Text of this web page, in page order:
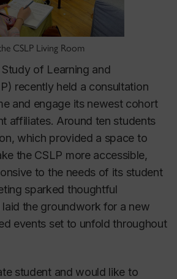
CSLP Living Room
of Learning and
recently held a consultation
and engage its newest cohort
affiliates. Around ten students
which provided a space to
the CSLP more accessible,
to the needs of its student
sparked thoughtful
the groundwork for a new
events set to unfold throughout
student and would like to